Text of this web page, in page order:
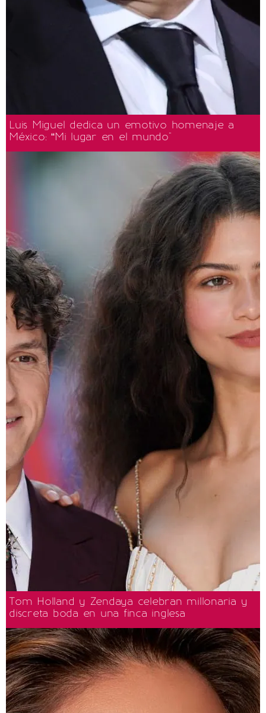
Luis Miguel dedica un emotivo homenaje a
México: “Mi lugar en el mundo"
Tom Holland y Zendaya celebran millonaria y
discreta boda en una finca inglesa